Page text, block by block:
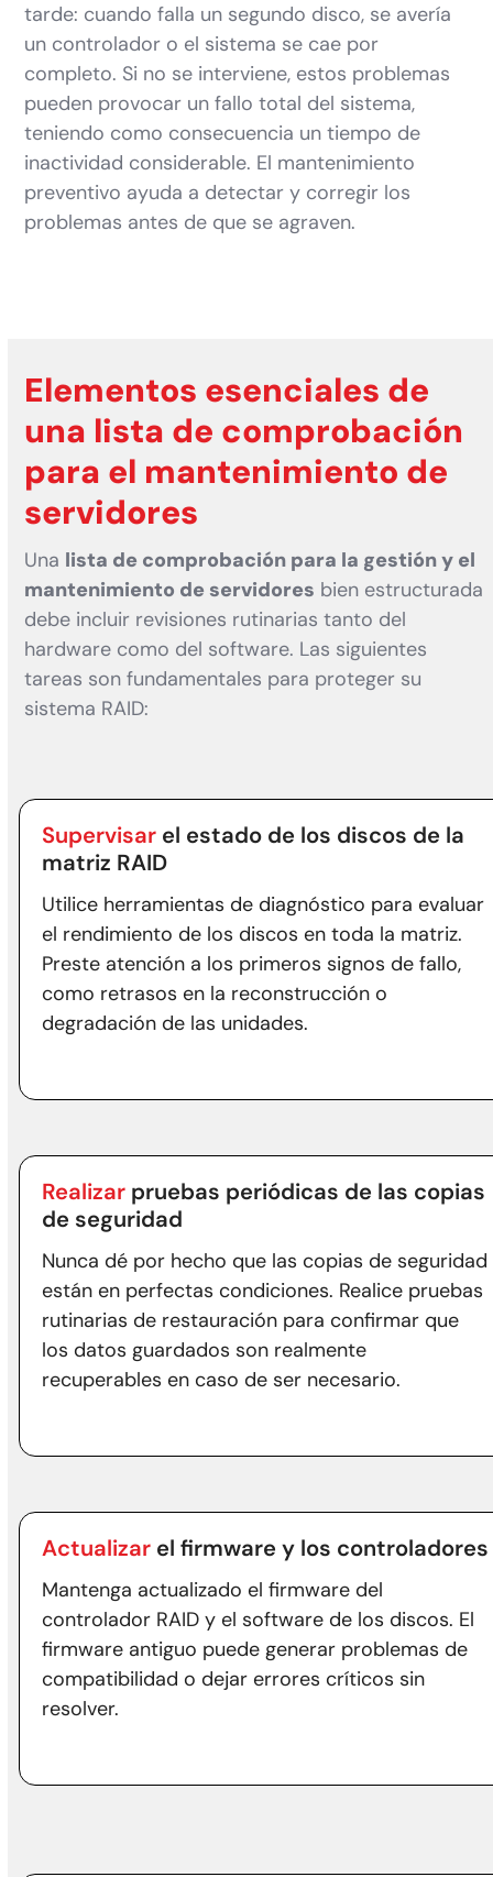
tarde: cuando falla un segundo disco, se avería
un controlador o el sistema se cae por
completo. Si no se interviene, estos problemas
pueden provocar un fallo total del sistema,
teniendo como consecuencia un tiempo de
inactividad considerable. El mantenimiento
preventivo ayuda a detectar y corregir los
problemas antes de que se agraven.
Elementos esenciales de
una lista de comprobación
para el mantenimiento de
servidores
Una lista de comprobación para la gestión y el
mantenimiento de servidores bien estructurada
debe incluir revisiones rutinarias tanto del
hardware como del software. Las siguientes
tareas son fundamentales para proteger su
sistema RAID:
Supervisar el estado de los discos de la
matriz RAID
Utilice herramientas de diagnóstico para evaluar
el rendimiento de los discos en toda la matriz.
Preste atención a los primeros signos de fallo,
como retrasos en la reconstrucción o
degradación de las unidades.
Realizar pruebas periódicas de las copias
de seguridad
Nunca dé por hecho que las copias de seguridad
están en perfectas condiciones. Realice pruebas
rutinarias de restauración para confirmar que
los datos guardados son realmente
recuperables en caso de ser necesario.
Actualizar el firmware y los controladores
Mantenga actualizado el firmware del
controlador RAID y el software de los discos. El
firmware antiguo puede generar problemas de
compatibilidad o dejar errores críticos sin
resolver.